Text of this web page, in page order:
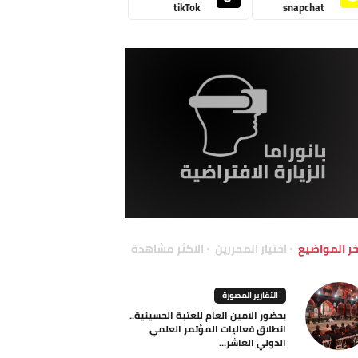
snapchat
tikTok
المواضيع اختيار المحررين الاكثر مشاهدة
التقارير المصورة
بحضور الامين العام للعتبة الحسينية..
انطلاق فعاليات المؤتمر العلمي
الدولي العاشر...